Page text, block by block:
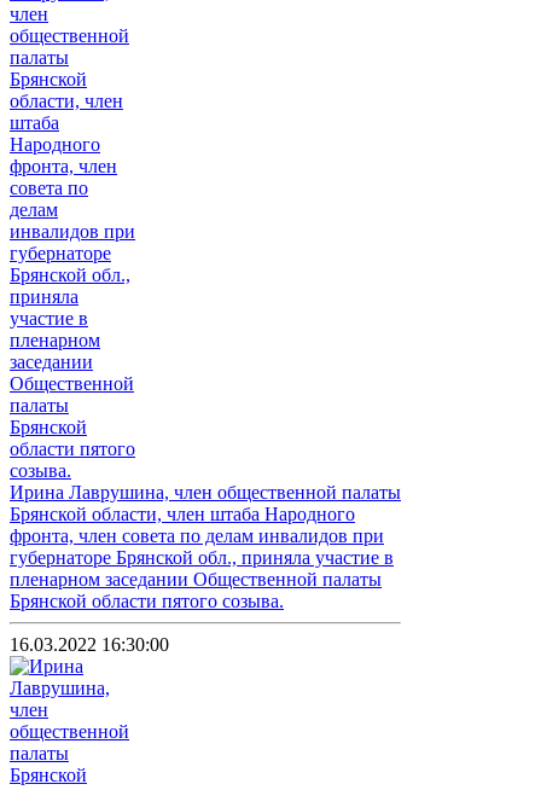
Ирина Лаврушина, член общественной палаты
Брянской области, член штаба Народного
фронта, член совета по делам инвалидов при
губернаторе Брянской обл., приняла участие в
пленарном заседании Общественной палаты
Брянской области пятого созыва.
16.03.2022 16:30:00